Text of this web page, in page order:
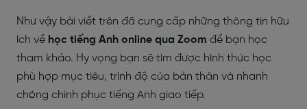
Như vậy bài viết trên đã cung cấp những thông tin hữu
ích về học tiếng Anh online qua Zoom để bạn học
tham khảo. Hy vọng bạn sẽ tìm được hình thức học
phù hợp mục tiêu, trình độ của bản thân và nhanh
chóng chinh phục tiếng Anh giao tiếp.